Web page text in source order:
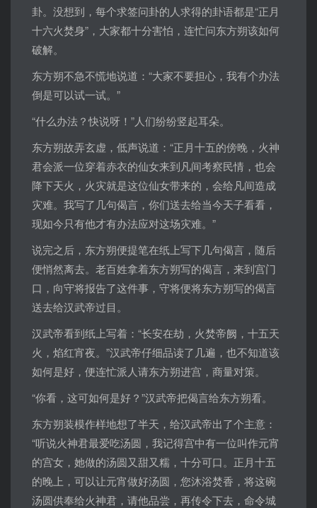
卦。没想到，每个求签问卦的人求得的卦语都是“正月
十六火焚身”，大家都十分害怕，连忙问东方朔该如何
破解。
东方朔不急不慌地说道：“大家不要担心，我有个办法
倒是可以试一试。”
“什么办法？快说呀！”人们纷纷竖起耳朵。
东方朔故弄玄虚，低声说道：“正月十五的傍晚，火神
君会派一位穿着赤衣的仙女来到凡间考察民情，也会
降下天火，火灾就是这位仙女带来的，会给凡间造成
灾难。我写了几句偈言，你们送去给当今天子看看，
现如今只有他才有办法应对这场灾难。”
说完之后，东方朔便提笔在纸上写下几句偈言，随后
便悄然离去。老百姓拿着东方朔写的偈言，来到宫门
口，向守将报告了这件事，守将便将东方朔写的偈言
送去给汉武帝过目。
汉武帝看到纸上写着：“长安在劫，火焚帝阙，十五天
火，焰红宵夜。”汉武帝仔细品读了几遍，也不知道该
如何是好，便连忙派人请东方朔进宫，商量对策。
“你看，这可如何是好？”汉武帝把偈言给东方朔看。
东方朔装模作样地想了半天，给汉武帝出了个主意：
“听说火神君最爱吃汤圆，我记得宫中有一位叫作元宵
的宫女，她做的汤圆又甜又糯，十分可口。正月十五
的晚上，可以让元宵做好汤圆，您沐浴焚香，将这碗
汤圆供奉给火神君，请他品尝，再传令下去，命令城